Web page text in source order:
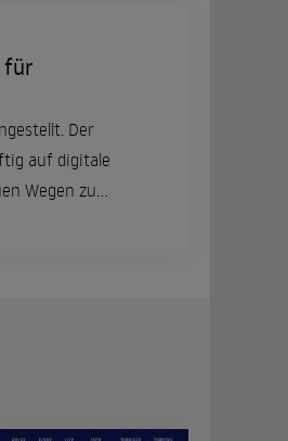
für
Der
auf digitale
Wegen zu